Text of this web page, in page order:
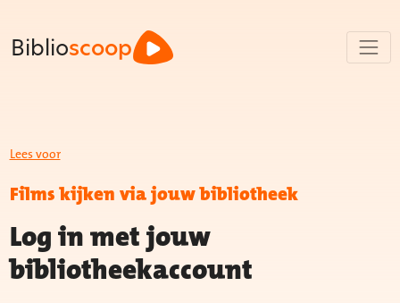
Biblioscoop
Lees voor
Films kijken via jouw bibliotheek
Log in met jouw
bibliotheekaccount